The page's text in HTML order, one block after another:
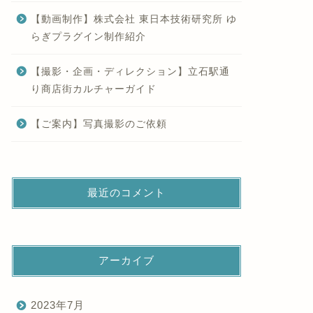
【動画制作】株式会社 東日本技術研究所 ゆ
らぎプラグイン制作紹介
【撮影・企画・ディレクション】立石駅通
り商店街カルチャーガイド
【ご案内】写真撮影のご依頼
最近のコメント
アーカイブ
2023年7月